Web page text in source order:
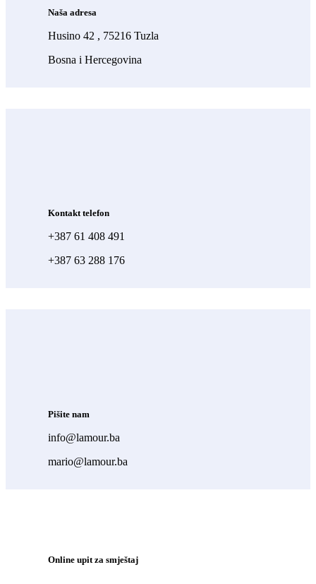
Naša adresa
Husino 42 , 75216 Tuzla
Bosna i Hercegovina
Kontakt telefon
+387 61 408 491
+387 63 288 176
Pišite nam
info@lamour.ba
mario@lamour.ba
Online upit za smještaj